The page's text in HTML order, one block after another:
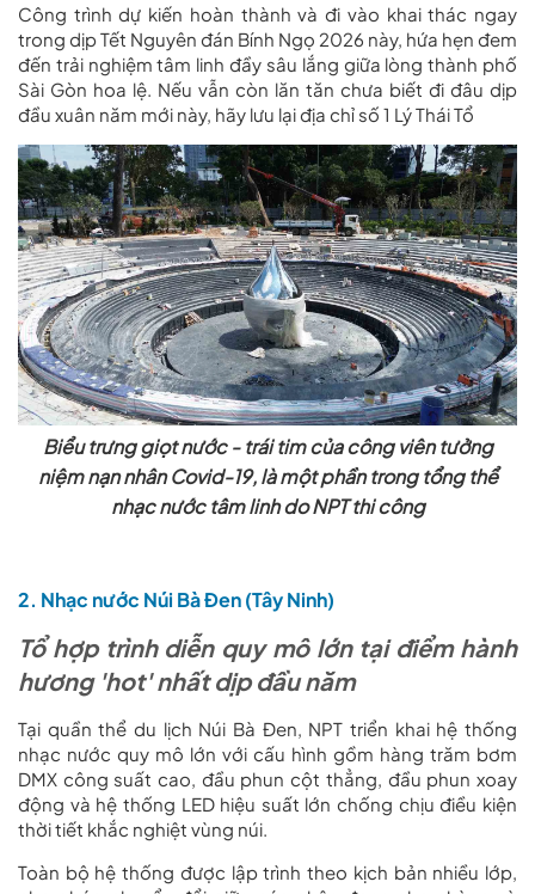
Công trình dự kiến hoàn thành và đi vào khai thác ngay
trong dịp Tết Nguyên đán Bính Ngọ 2026 này, hứa hẹn đem
đến trải nghiệm tâm linh đầy sâu lắng giữa lòng thành phố
Sài Gòn hoa lệ. Nếu vẫn còn lăn tăn chưa biết đi đâu dịp
đầu xuân năm mới này, hãy lưu lại địa chỉ số 1 Lý Thái Tổ
Biểu trưng giọt nước - trái tim của công viên tưởng
niệm nạn nhân Covid-19, là một phần trong tổng thể
nhạc nước tâm linh do NPT thi công
2. Nhạc nước Núi Bà Đen (Tây Ninh)
Tổ hợp trình diễn quy mô lớn tại điểm hành
hương 'hot' nhất dịp đầu năm
Tại quần thể du lịch Núi Bà Đen, NPT triển khai hệ thống
nhạc nước quy mô lớn với cấu hình gồm hàng trăm bơm
DMX công suất cao, đầu phun cột thẳng, đầu phun xoay
động và hệ thống LED hiệu suất lớn chống chịu điều kiện
thời tiết khắc nghiệt vùng núi.
Toàn bộ hệ thống được lập trình theo kịch bản nhiều lớp,